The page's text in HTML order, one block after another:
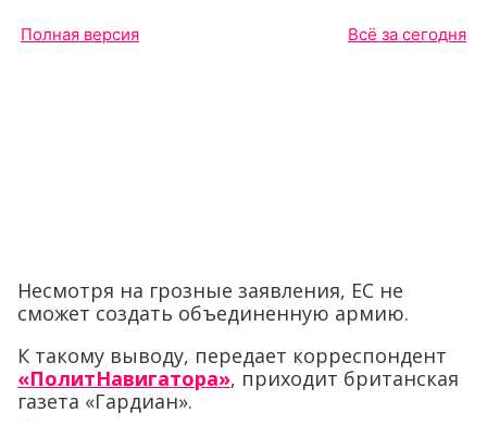
Полная версия Всё за сегодня
Несмотря на грозные заявления, ЕС не
сможет создать объединенную армию.
К такому выводу, передает корреспондент
«ПолитНавигатора», приходит британская
газета «Гардиан».